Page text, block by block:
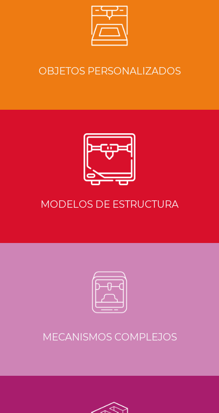
OBJETOS PERSONALIZADOS
MODELOS DE ESTRUCTURA
MECANISMOS COMPLEJOS